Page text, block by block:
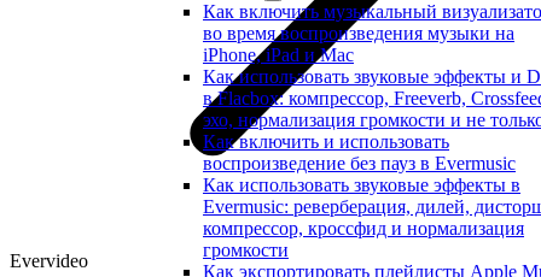
Как включить музыкальный
во время воспроизведения музыки на
iPhone, iPad и Mac
Как использовать звуковые эффекты и
в Flacbox: компрессор, Freeverb,
эхо, нормализация громкости и не
Как включить и использовать
воспроизведение без пауз в Evermusic
Как использовать звуковые эффекты в
Evermusic: реверберация, дилей,
компрессор, кроссфид и нормализация
громкости
Как экспортировать плейлисты Apple
Evervideo